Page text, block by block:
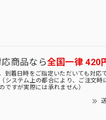
応商品なら全国一律 420
到着日時をご指定いただいても対応
システム上の都合により、ご注文時
ですが実際には承れません）